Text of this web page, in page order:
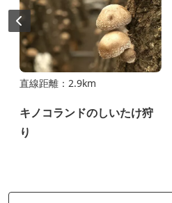
直線距離：2.9km
キノコランドのしいたけ狩
り